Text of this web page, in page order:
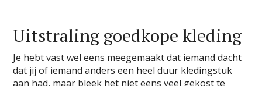
Uitstraling goedkope kleding
Je hebt vast wel eens meegemaakt dat iemand dacht
dat jij of iemand anders een heel duur kledingstuk
aan had, maar bleek het niet eens veel gekost te